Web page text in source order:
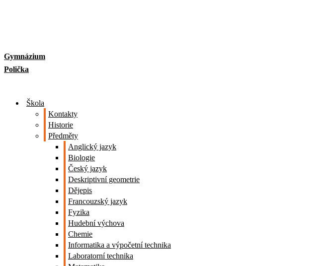
Gymnázium
Polička
Škola
Kontakty
Historie
Předměty
Anglický jazyk
Biologie
Český jazyk
Deskriptivní geometrie
Dějepis
Francouzský jazyk
Fyzika
Hudební výchova
Chemie
Informatika a výpočetní technika
Laboratorní technika